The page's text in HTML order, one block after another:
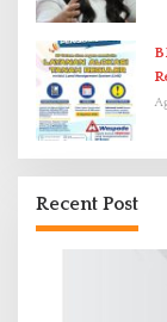
Recent Post